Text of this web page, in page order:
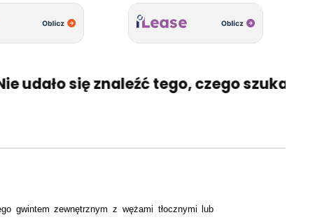
udało się znaleźć tego, czego szukasz?
gwintem zewnętrznym z wężami tłocznymi lub